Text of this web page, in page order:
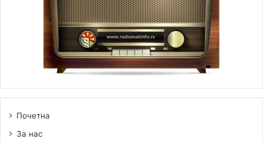
станува еден од најангажираните тапанари на
македонската џез сцена. Настапува на голем број
студиски снимања, концерти, како и на многу
престижни фестивали и клубови во Европа, Америка и
Азија. Од 2018ма година работи како професор на Џез
отсек тапани. Виктор станува член на бендот Васил
Почетна
За нас